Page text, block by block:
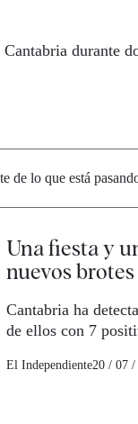
durante
de lo que está
Una fiesta y
nuevos
Cantabria ha
de ellos con 7
El Independiente20 / 07 /